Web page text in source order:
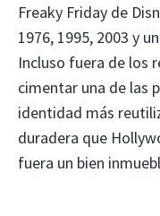
Freaky Friday de
1976, 1995, 2003 y
Incluso fuera de los
cimentar una de las
identidad más
duradera que
fuera un bien